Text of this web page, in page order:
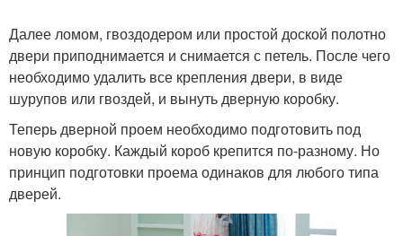
Далее ломом, гвоздодером или простой доской полотно
двери приподнимается и снимается с петель. После чего
необходимо удалить все крепления двери, в виде
шурупов или гвоздей, и вынуть дверную коробку.
Теперь дверной проем необходимо подготовить под
новую коробку. Каждый короб крепится по-разному. Но
принцип подготовки проема одинаков для любого типа
дверей.